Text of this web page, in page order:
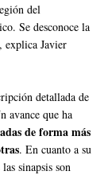
del
Se desconoce la
explica Javier
detallada de
avance que ha
de forma más
. En cuanto a su
sinapsis son